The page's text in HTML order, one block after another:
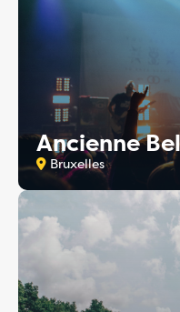
Ancienne
Bruxelles